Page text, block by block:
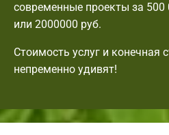
современные проекты за 500
или 2000000 руб.
Стоимость услуг и конечная
непременно удивят!